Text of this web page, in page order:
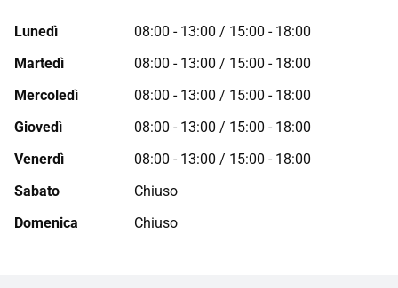
Lunedì
08:00 - 13:00 / 15:00 - 18:00
Martedì
08:00 - 13:00 / 15:00 - 18:00
Mercoledì
08:00 - 13:00 / 15:00 - 18:00
Giovedì
08:00 - 13:00 / 15:00 - 18:00
Venerdì
08:00 - 13:00 / 15:00 - 18:00
Sabato
Chiuso
Domenica
Chiuso